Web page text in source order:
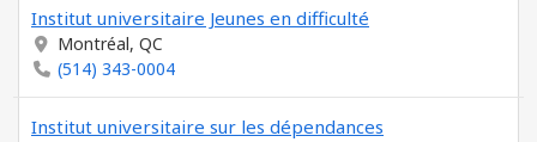
Institut universitaire Jeunes en difficulté
Montréal, QC
(514) 343-0004
Institut universitaire sur les dépendances